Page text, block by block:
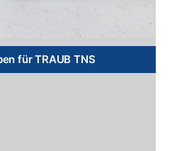
für TRAUB TNS